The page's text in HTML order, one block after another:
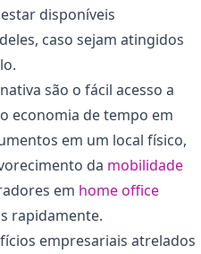
disponíveis
caso sejam atingidos
são o fácil acesso a
economia de tempo em
em um local físico,
da mobilidade
em home office
rapidamente.
empresariais atrelados